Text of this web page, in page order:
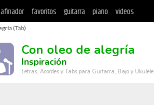
afinador favoritos guitarra piano videos
(Tab)
Con oleo de alegría
Inspiración
Letras, Acordes y Tabs para Guitarra, Bajo y Ukulele